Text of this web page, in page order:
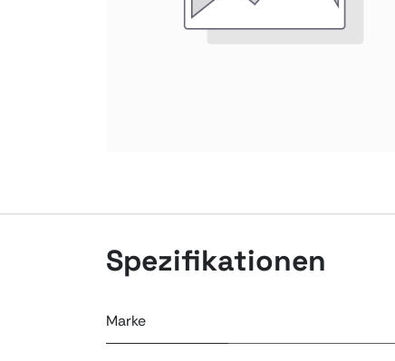
Spezifikationen
Marke